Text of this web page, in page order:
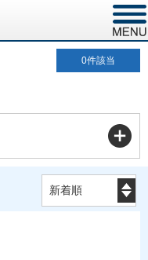
0件該当